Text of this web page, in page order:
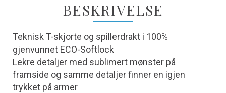
BESKRIVELSE
Teknisk T-skjorte og spillerdrakt i 100%
gjenvunnet ECO-Softlock
Lekre detaljer med sublimert mønster på
framside og samme detaljer finner en igjen
trykket på armer